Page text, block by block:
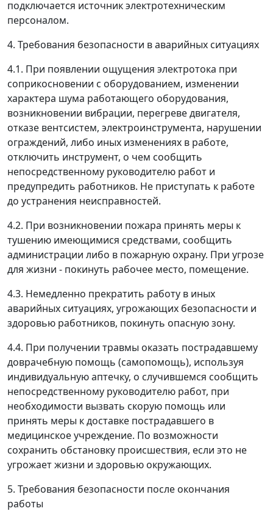
подключается источник электротехническим
персоналом.
4. Требования безопасности в аварийных ситуациях
4.1. При появлении ощущения электротока при
соприкосновении с оборудованием, изменении
характера шума работающего оборудования,
возникновении вибрации, перегреве двигателя,
отказе вентсистем, электроинструмента, нарушении
ограждений, либо иных изменениях в работе,
отключить инструмент, о чем сообщить
непосредственному руководителю работ и
предупредить работников. Не приступать к работе
до устранения неисправностей.
4.2. При возникновении пожара принять меры к
тушению имеющимися средствами, сообщить
администрации либо в пожарную охрану. При угрозе
для жизни - покинуть рабочее место, помещение.
4.3. Немедленно прекратить работу в иных
аварийных ситуациях, угрожающих безопасности и
здоровью работников, покинуть опасную зону.
4.4. При получении травмы оказать пострадавшему
доврачебную помощь (самопомощь), используя
индивидуальную аптечку, о случившемся сообщить
непосредственному руководителю работ, при
необходимости вызвать скорую помощь или
принять меры к доставке пострадавшего в
медицинское учреждение. По возможности
сохранить обстановку происшествия, если это не
угрожает жизни и здоровью окружающих.
5. Требования безопасности после окончания
работы